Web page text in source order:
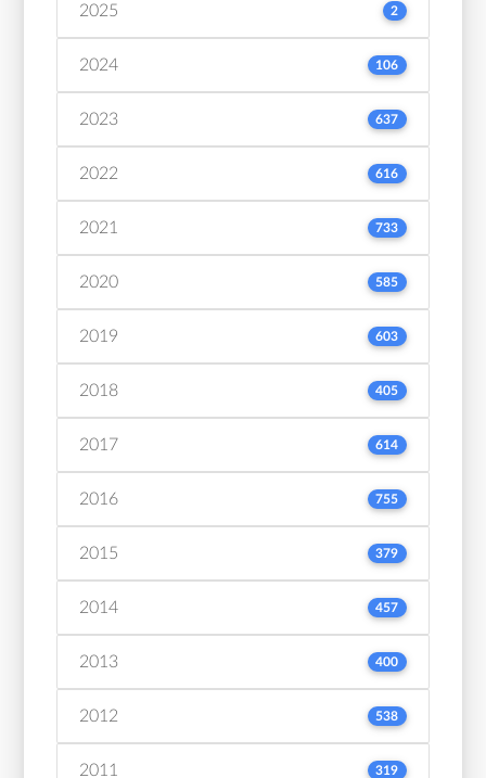
2025 2
2024 106
2023 637
2022 616
2021 733
2020 585
2019 603
2018 405
2017 614
2016 755
2015 379
2014 457
2013 400
2012 538
2011 319